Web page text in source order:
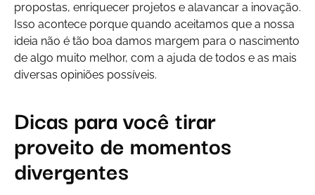
propostas, enriquecer projetos e alavancar a inovação.
Isso acontece porque quando aceitamos que a nossa
ideia não é tão boa damos margem para o nascimento
de algo muito melhor, com a ajuda de todos e as mais
diversas opiniões possíveis.
Dicas para você tirar
proveito de momentos
divergentes